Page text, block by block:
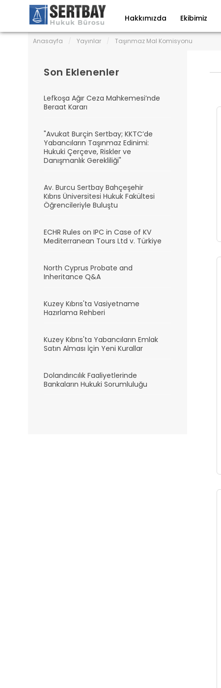
Hakkımızda Ekibimiz
Anasayfa / Yayınlar / Taşınmaz Mal Komisyonu
Son Eklenenler
Lefkoşa Ağır Ceza Mahkemesi’nde
Beraat Kararı
"Avukat Burçin Sertbay; KKTC’de
Yabancıların Taşınmaz Edinimi:
Hukuki Çerçeve, Riskler ve
Danışmanlık Gerekliliği"
Av. Burcu Sertbay Bahçeşehir
Kıbrıs Üniversitesi Hukuk Fakültesi
Öğrencileriyle Buluştu
ECHR Rules on IPC in Case of KV
Mediterranean Tours Ltd v. Türkiye
North Cyprus Probate and
Inheritance Q&A
Kuzey Kıbrıs'ta Vasiyetname
Hazırlama Rehberi
Kuzey Kıbrıs'ta Yabancıların Emlak
Satın Alması İçin Yeni Kurallar
Dolandırıcılık Faaliyetlerinde
Bankaların Hukuki Sorumluluğu